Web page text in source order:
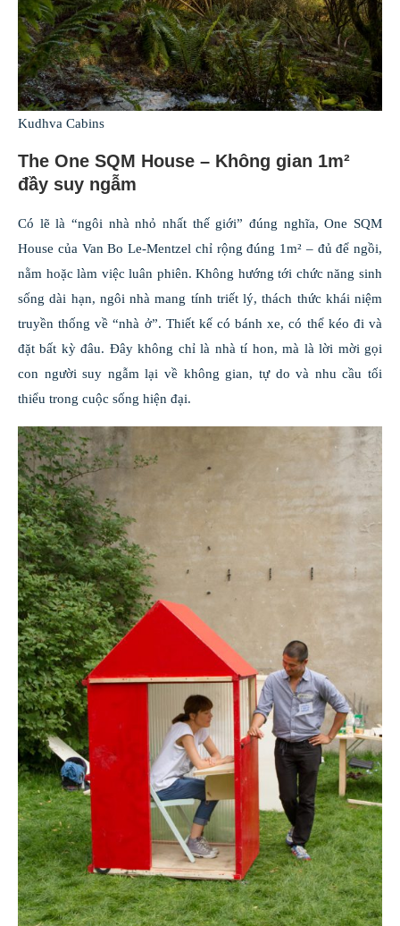
Kudhva Cabins
The One SQM House – Không gian 1m²
đầy suy ngẫm
Có lẽ là “ngôi nhà nhỏ nhất thế giới” đúng nghĩa, One SQM
House của Van Bo Le-Mentzel chỉ rộng đúng 1m² – đủ để ngồi,
nằm hoặc làm việc luân phiên. Không hướng tới chức năng sinh
sống dài hạn, ngôi nhà mang tính triết lý, thách thức khái niệm
truyền thống về “nhà ở”. Thiết kế có bánh xe, có thể kéo đi và
đặt bất kỳ đâu. Đây không chỉ là nhà tí hon, mà là lời mời gọi
con người suy ngẫm lại về không gian, tự do và nhu cầu tối
thiểu trong cuộc sống hiện đại.